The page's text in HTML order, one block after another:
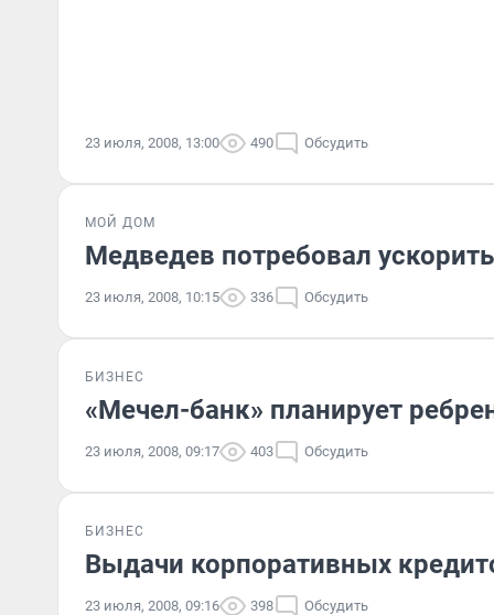
23 июля, 2008, 13:00 490 Обсудить
МОЙ ДОМ
Медведев потребовал
23 июля, 2008, 10:15 336 Обсудить
БИЗНЕС
«Мечел-банк» планирует
23 июля, 2008, 09:17 403 Обсудить
БИЗНЕС
Выдачи корпоративных
23 июля, 2008, 09:16 398 Обсудить